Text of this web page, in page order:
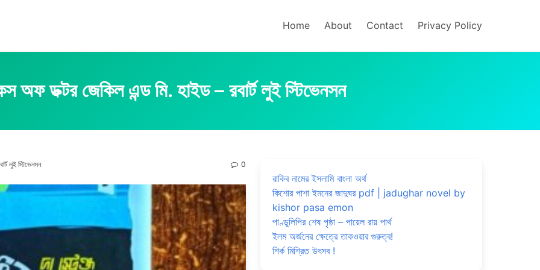
Home About Contact Privacy Policy
অফ ডক্টর জেকিল এন্ড মি. হাইড – রবার্ট লুই স্টিভেনসন
লুই স্টিভেনসন 0
রাকিব নামের ইসলামি বাংলা অর্থ
কিশোর পাশা ইমনের জাদুঘর pdf | jadughar novel by
kishor pasa emon
পাণ্ডুলিপির শেষ পৃষ্ঠা – পায়েল রায় পার্থ
ইলম অর্জনের ক্ষেত্রে তাকওয়ার গুরুত্ব!
শির্ক মিশ্রিত উৎসব !